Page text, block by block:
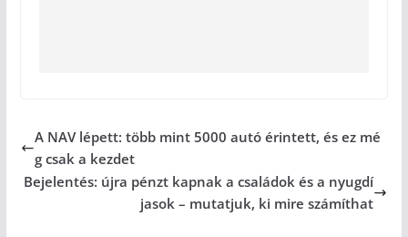
A NAV lépett: több mint 5000 autó érintett, és ez mé
g csak a kezdet
Bejelentés: újra pénzt kapnak a családok és a nyugdí
jasok – mutatjuk, ki mire számíthat